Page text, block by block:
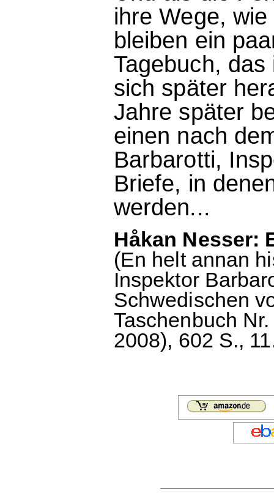
ihre Wege,
bleiben ein
Tagebuch,
sich später
Jahre später
einen nach
Barbarotti,
Briefe, in
werden...
Håkan Nesser:
(En helt annan
Inspektor
Schwedischen
Taschenbuch
2008), 602 S.,